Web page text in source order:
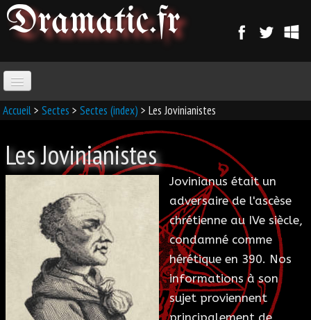
Dramatic.fr
ACCUEIL
PARANORMAL
SORCELLERIE
MAGIE D'AMOUR
MAGIE ARABE
Accueil> Sectes > Sectes (index) > Les Jovinianistes
Les Jovinianistes
Jovinianus était un
adversaire de l'ascèse
chrétienne au IVe siècle,
condamné comme
hérétique en 390. Nos
informations à son
sujet proviennent
principalement de